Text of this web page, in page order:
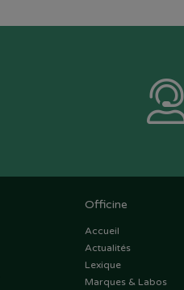
Officine
Accueil
Actualités
Lexique
Marques & Labos